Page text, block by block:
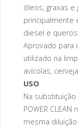
óleos, graxas
principalmente
diesel e
Aprovado para
utilizado na
avícolas,
USO
Na
POWER
mesma